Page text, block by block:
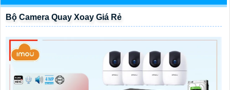
Bộ Camera Quay Xoay Giá Rẻ